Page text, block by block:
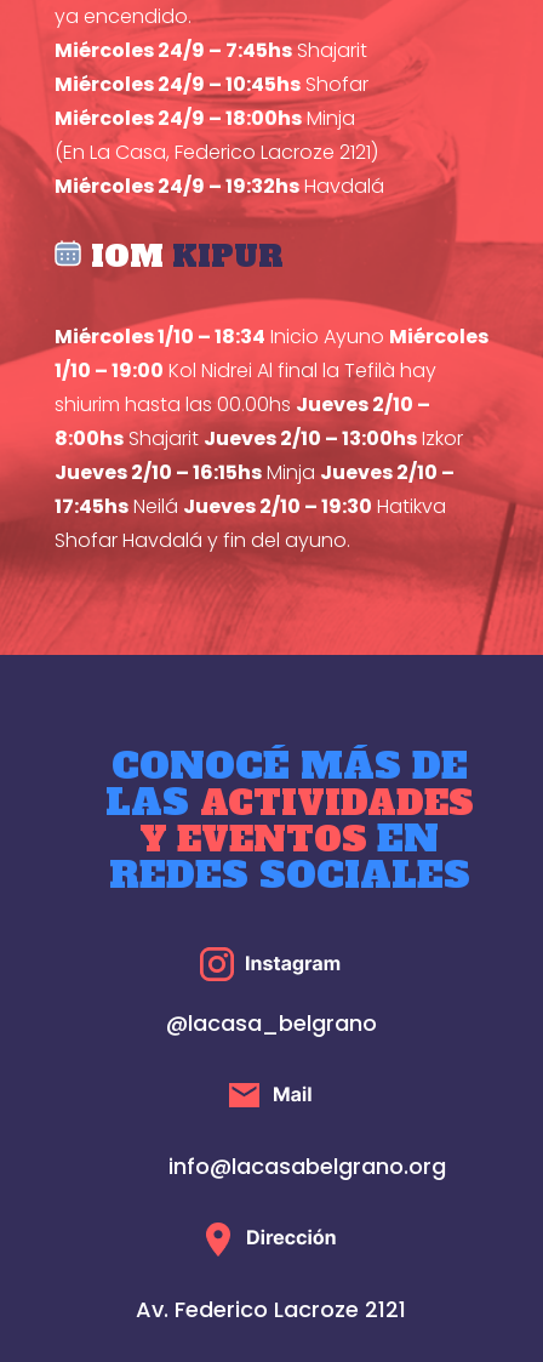
ya encendido.
Miércoles 24/9 – 7:45hsShajarit
Miércoles 24/9 – 10:45hsShofar
Miércoles 24/9 – 18:00hsMinja
(En La Casa, Federico Lacroze 2121)
Miércoles 24/9 – 19:32hsHavdalá
IOM KIPUR
Miércoles 1/10 – 18:34 Inicio Ayuno Miércoles
1/10 – 19:00 Kol Nidrei Al final la Tefilà hay
shiurim hasta las 00.00hsJueves 2/10 –
8:00hsShajarit Jueves 2/10 – 13:00hsIzkor
Jueves 2/10 – 16:15hsMinja Jueves 2/10 –
17:45hsNeilá Jueves 2/10 – 19:30 Hatikva
Shofar Havdalá y fin del ayuno.
CONOCÉ MÁS DE
LAS ACTIVIDADES
Y EVENTOSEN
REDES SOCIALES
@lacasa_belgrano
info@lacasabelgrano.org
Av. Federico Lacroze 2121